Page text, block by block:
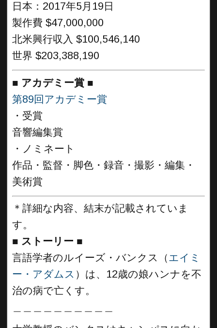
日本：2017年5月19日
製作費 $47,000,000
北米興行収入 $100,546,140
世界 $203,388,190
■ アカデミー賞 ■
第89回アカデミー賞
・受賞
音響編集賞
・ノミネート
作品・監督・脚色・録音・撮影・編集・
美術賞
＊詳細な内容、結末が記載されていま
す。
■ ストーリー ■
言語学者のルイーズ・バンクス（エイミ
ー・アダムス ）は、12歳の娘ハンナを不
治の病で亡くす。